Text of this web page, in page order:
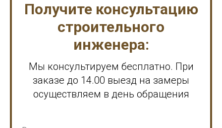
Получите консультацию
строительного
инженера:
Мы консультируем бесплатно. При
заказе до 14.00 выезд на замеры
осуществляем в день обращения